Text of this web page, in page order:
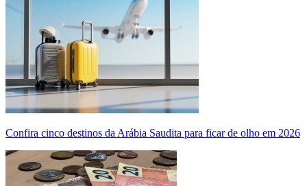
Confira cinco destinos da Arábia Saudita para ficar de olho em 2026